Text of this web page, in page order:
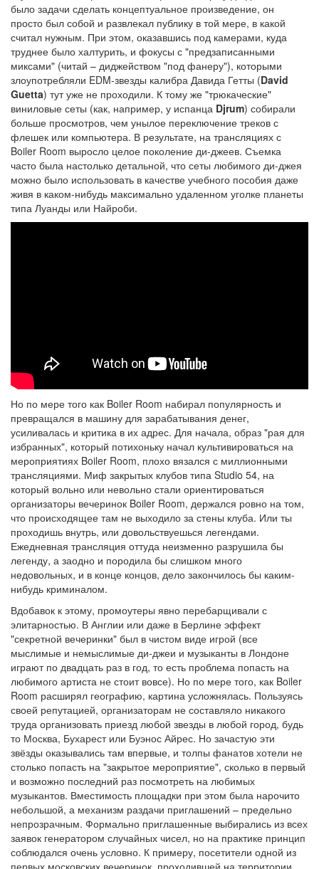
было задачи сделать концептуальное произведение, он
просто был собой и развлекал публику в той мере, в какой
считал нужным. При этом, оказавшись под камерами, куда
труднее было халтурить, и фокусы с "предзаписанными
миксами" (читай – диджейством "под фанеру"), которыми
злоупотребляли EDM-звезды калибра Давида Гетты (David
Guetta) тут уже не проходили. К тому же "трюкаческие"
виниловые сеты (как, например, у испанца Djrum) собирали
больше просмотров, чем унылое переключение треков с
флешек или компьютера. В результате, на трансляциях с
Boiler Room выросло целое поколение ди-джеев. Съемка
часто была настолько детальной, что сеты любимого ди-джея
можно было использовать в качестве учебного пособия даже
живя в каком-нибудь максимально удаленном уголке планеты
типа Луанды или Найроби.
Но по мере того как Boiler Room набирал популярность и
превращался в машину для зарабатывания денег,
усиливалась и критика в их адрес. Для начала, образ "рая для
избранных", который потихоньку начал культивироваться на
мероприятиях Boiler Room, плохо вязался с миллионными
трансляциями. Миф закрытых клубов типа Studio 54, на
который вольно или невольно стали ориентироваться
организаторы вечеринок Boiler Room, держался ровно на том,
что происходящее там не выходило за стены клуба. Или ты
проходишь внутрь, или довольствуешься легендами.
Ежедневная трансляция оттуда неизменно разрушила бы
легенду, а заодно и породила бы слишком много
недовольных, и в конце концов, дело закончилось бы каким-
нибудь криминалом.
Вдобавок к этому, промоутеры явно перебарщивали с
элитарностью. В Англии или даже в Берлине эффект
"секретной вечеринки" был в чистом виде игрой (все
мыслимые и немыслимые ди-джеи и музыканты в Лондоне
играют по двадцать раз в год, то есть проблема попасть на
любимого артиста не стоит вовсе). Но по мере того, как Boiler
Room расширял географию, картина усложнялась. Пользуясь
своей репутацией, организаторам не составляло никакого
труда организовать приезд любой звезды в любой город, будь
то Москва, Бухарест или Буэнос Айрес. Но зачастую эти
звёзды оказывались там впервые, и толпы фанатов хотели не
столько попасть на "закрытое мероприятие", сколько в первый
и возможно последний раз посмотреть на любимых
музыкантов. Вместимость площадки при этом была нарочито
небольшой, а механизм раздачи приглашений – предельно
непрозрачным. Формально приглашенные выбирались из всех
заявок генератором случайных чисел, но на практике принцип
соблюдался очень условно. К примеру, посетители одной из
первых московских вечеринок, проходившей на территории